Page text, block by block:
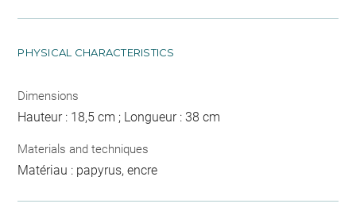
PHYSICAL CHARACTERISTICS
Dimensions
Hauteur : 18,5 cm ; Longueur : 38 cm
Materials and techniques
Matériau : papyrus, encre